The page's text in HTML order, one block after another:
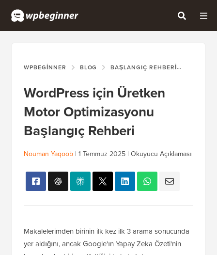
WPBEGINNER BLOG BAŞLANGIÇ REHBERI
WordPress için Üretken
Motor Optimizasyonu
Başlangıç Rehberi
Nouman Yaqoob | 1 Temmuz 2025 | Okuyucu Açıklaması
Makalelerimden birinin ilk kez ilk 3 arama sonucunda
yer aldığını, ancak Google'ın Yapay Zeka Özeti'nin